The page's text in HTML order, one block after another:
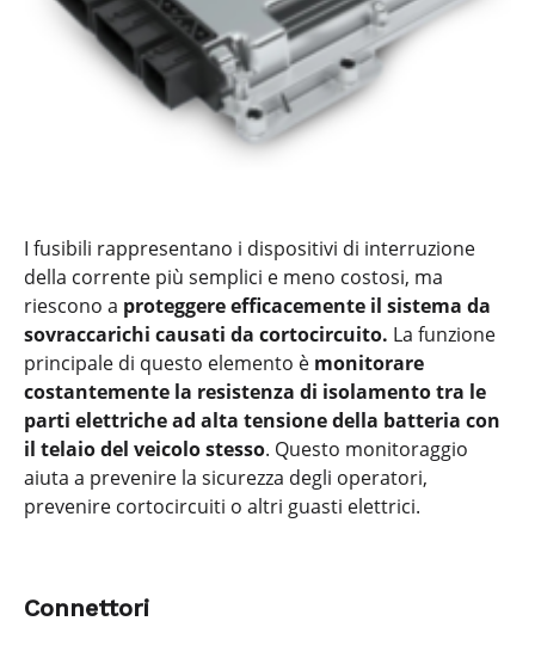
I fusibili rappresentano i dispositivi di interruzione
della corrente più semplici e meno costosi, ma
riescono a proteggere efficacemente il sistema da
sovraccarichi causati da cortocircuito. La funzione
principale di questo elemento è monitorare
costantemente la resistenza di isolamento tra le
parti elettriche ad alta tensione della batteria con
il telaio del veicolo stesso. Questo monitoraggio
aiuta a prevenire la sicurezza degli operatori,
prevenire cortocircuiti o altri guasti elettrici.
Connettori